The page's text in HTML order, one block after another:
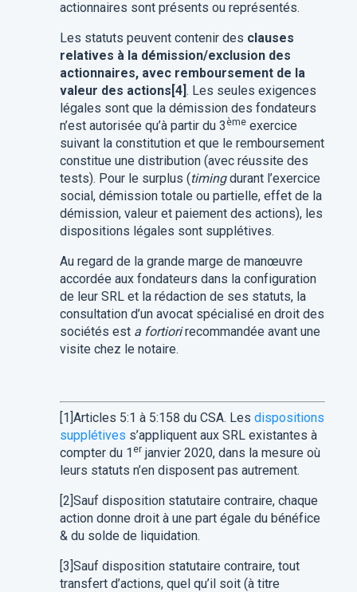
actionnaires sont présents ou représentés.
Les statuts peuvent contenir des clauses
relatives à la démission/exclusion des
actionnaires, avec remboursement de la
valeur des actions[4]. Les seules exigences
légales sont que la démission des fondateurs
n’est autorisée qu’à partir du 3 ème exercice
suivant la constitution et que le remboursement
constitue une distribution (avec réussite des
tests). Pour le surplus (timing durant l’exercice
social, démission totale ou partielle, effet de la
démission, valeur et paiement des actions), les
dispositions légales sont supplétives.
Au regard de la grande marge de manœuvre
accordée aux fondateurs dans la configuration
de leur SRL et la rédaction de ses statuts, la
consultation d’un avocat spécialisé en droit des
sociétés est a fortiori recommandée avant une
visite chez le notaire.
[1]Articles 5:1 à 5:158 du CSA. Les dispositions
supplétives s’appliquent aux SRL existantes à
compter du 1 er janvier 2020, dans la mesure où
leurs statuts n’en disposent pas autrement.
[2]Sauf disposition statutaire contraire, chaque
action donne droit à une part égale du bénéfice
& du solde de liquidation.
[3]Sauf disposition statutaire contraire, tout
transfert d’actions, quel qu’il soit (à titre